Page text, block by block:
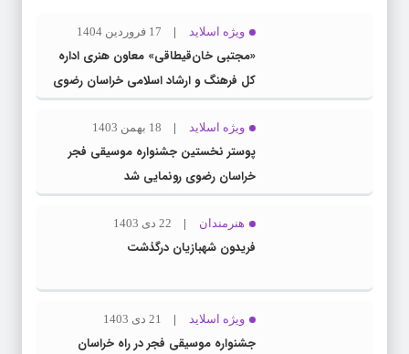
ویژه اسلاید 17 فروردین 1404
«مجتبی خان‌قیطاقی» معاون هنری اداره
کل فرهنگ و ارشاد اسلامی خراسان رضوی
شد
ویژه اسلاید 18 بهمن 1403
پوستر نخستین جشنواره موسیقی فجر
خراسان رضوی رونمایی شد
هنرمندان 22 دی 1403
فریدون شهبازیان درگذشت
ویژه اسلاید 21 دی 1403
جشنواره موسیقی فجر در راه خراسان